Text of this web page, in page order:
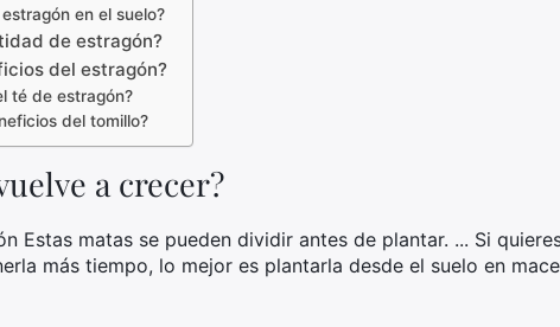
en el suelo?
de estragón?
del estragón?
té de estragón?
del tomillo?
a crecer?
Estas matas se pueden dividir antes de plantar. ... Si
más tiempo, lo mejor es plantarla desde el suelo en